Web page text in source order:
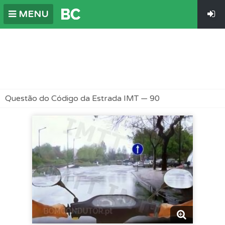
MENU
Questão do Código da Estrada IMT — 90